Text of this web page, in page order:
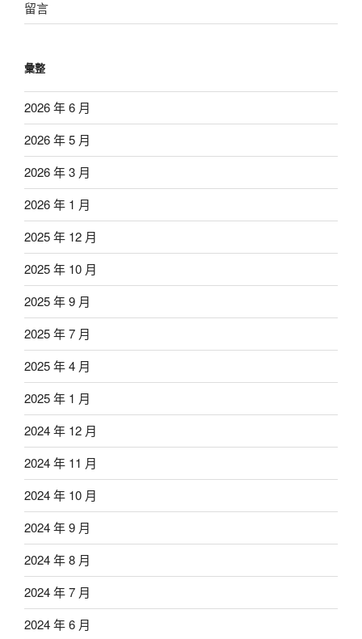
留言
彙整
2026 年 6 月
2026 年 5 月
2026 年 3 月
2026 年 1 月
2025 年 12 月
2025 年 10 月
2025 年 9 月
2025 年 7 月
2025 年 4 月
2025 年 1 月
2024 年 12 月
2024 年 11 月
2024 年 10 月
2024 年 9 月
2024 年 8 月
2024 年 7 月
2024 年 6 月